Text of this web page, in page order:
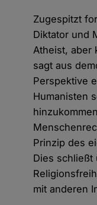
Zugespitzt
Diktator und
Atheist, aber
sagt aus
Perspektive
Humanisten
Prinzip des
Dies schließt
mit anderen